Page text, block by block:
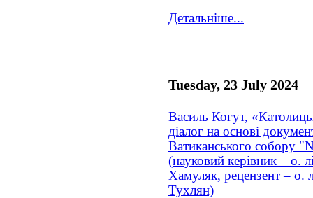
Детальніше...
Tuesday, 23 July 2024
Василь Когут,
діалог на основі
Ватиканського собору
(науковий керівник – о.
Хамуляк, рецензент – о.
Тухлян)